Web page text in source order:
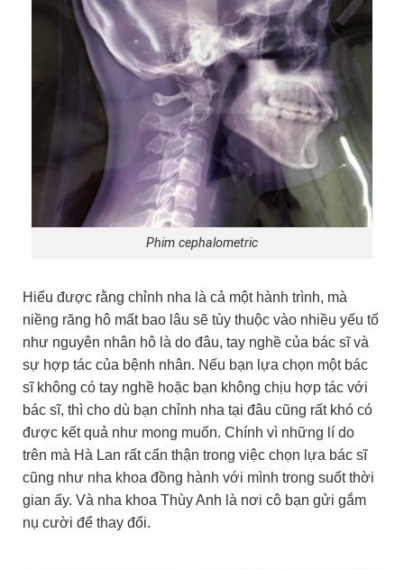
Phim cephalometric
Hiểu được rằng chỉnh nha là cả một hành trình, mà
niềng răng hô mất bao lâu sẽ tùy thuộc vào nhiều yếu tố
như nguyên nhân hô là do đâu, tay nghề của bác sĩ và
sự hợp tác của bệnh nhân. Nếu bạn lựa chọn một bác
sĩ không có tay nghề hoặc bạn không chịu hợp tác với
bác sĩ, thì cho dù bạn chỉnh nha tại đâu cũng rất khó có
được kết quả như mong muốn. Chính vì những lí do
trên mà Hà Lan rất cẩn thận trong việc chọn lựa bác sĩ
cũng như nha khoa đồng hành với mình trong suốt thời
gian ấy. Và nha khoa Thùy Anh là nơi cô bạn gửi gắm
nụ cười để thay đổi.